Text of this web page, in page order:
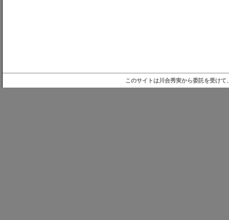
このサイトは川合秀実から委託を受け